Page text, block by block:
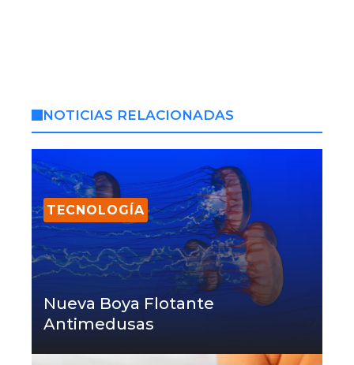
NOTICIAS RELACIONADAS
TECNOLOGÍA
Nueva Boya Flotante
Antimedusas